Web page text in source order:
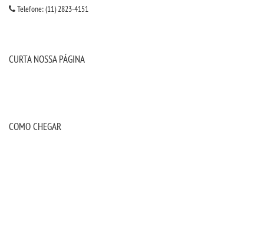
Telefone: (11) 2823-4151
CURTA NOSSA PÁGINA
COMO CHEGAR